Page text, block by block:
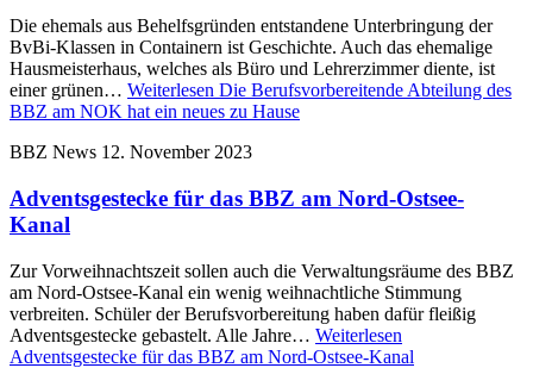
Die ehemals aus Behelfsgründen entstandene Unterbringung der
BvBi-Klassen in Containern ist Geschichte. Auch das ehemalige
Hausmeisterhaus, welches als Büro und Lehrerzimmer diente, ist
einer grünen… Weiterlesen Die Berufsvorbereitende Abteilung des
BBZ am NOK hat ein neues zu Hause
BBZ News 12. November 2023
Adventsgestecke für das BBZ am Nord-Ostsee-
Kanal
Zur Vorweihnachtszeit sollen auch die Verwaltungsräume des BBZ
am Nord-Ostsee-Kanal ein wenig weihnachtliche Stimmung
verbreiten. Schüler der Berufsvorbereitung haben dafür fleißig
Adventsgestecke gebastelt. Alle Jahre… Weiterlesen
Adventsgestecke für das BBZ am Nord-Ostsee-Kanal